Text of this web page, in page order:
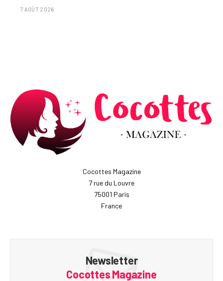
poisson et criques isolées
7 AOÛT 2026
Cocottes Magazine
7 rue du Louvre
75001 Paris
France
Newsletter
Cocottes Magazine